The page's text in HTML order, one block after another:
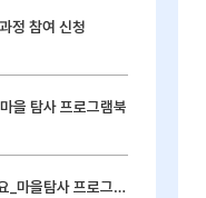
정 참여 신청
을 탐사 프로그램북
(초등용 교재) 산울마을 여행을 떠나요_마을탐사 프로그램북